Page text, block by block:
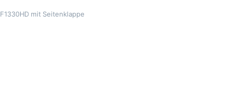
F1330HD mit Seitenklappe